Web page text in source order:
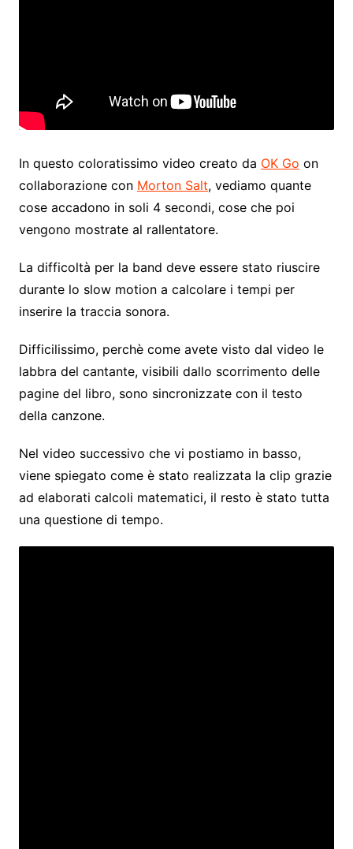
In questo coloratissimo video creato da OK Go on
collaborazione con Morton Salt, vediamo quante
cose accadono in soli 4 secondi, cose che poi
vengono mostrate al rallentatore.
La difficoltà per la band deve essere stato riuscire
durante lo slow motion a calcolare i tempi per
inserire la traccia sonora.
Difficilissimo, perchè come avete visto dal video le
labbra del cantante, visibili dallo scorrimento delle
pagine del libro, sono sincronizzate con il testo
della canzone.
Nel video successivo che vi postiamo in basso,
viene spiegato come è stato realizzata la clip grazie
ad elaborati calcoli matematici, il resto è stato tutta
una questione di tempo.